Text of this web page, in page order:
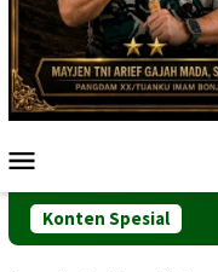
Mobile
Konten Spesial